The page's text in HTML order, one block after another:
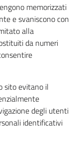
memorizzati
e svaniscono con
alla
da numeri
sito evitano il
degli utenti
identificativi